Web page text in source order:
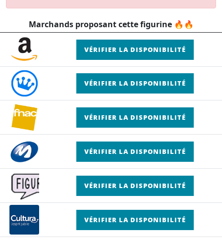
Marchands proposant cette figurine 🔥🔥
VÉRIFIER LA DISPONIBILITÉ
VÉRIFIER LA DISPONIBILITÉ
VÉRIFIER LA DISPONIBILITÉ
VÉRIFIER LA DISPONIBILITÉ
VÉRIFIER LA DISPONIBILITÉ
VÉRIFIER LA DISPONIBILITÉ